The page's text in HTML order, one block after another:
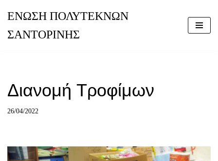
στο
ΕΝΩΣΗ ΠΟΛΥΤΕΚΝΩΝ
ΣΑΝΤΟΡΙΝΗΣ
Διανομή Τροφίμων
26/04/2022